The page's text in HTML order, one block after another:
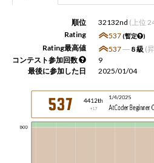
JP EN
順位 32132nd (上位
Rating
537(暫定 )
Rating最高値 537― 8 級 (
コンテスト参加回数
9
最後に参加した日
2025/01/04